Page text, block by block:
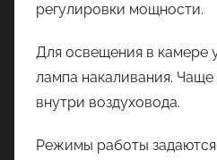
регулировки мощности.
Для освещения в камере
лампа накаливания. Чаще
внутри воздуховода.
Режимы работы